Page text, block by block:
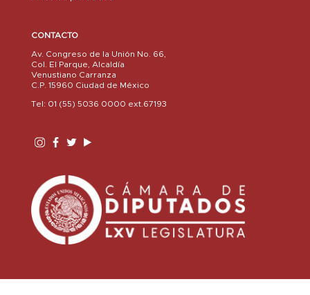
CONTACTO
Av. Congreso de la Unión No. 66,
Col. El Parque, Alcaldía
Venustiano Carranza
C.P. 15960 Ciudad de México
Tel: 01 (55) 5036 0000 ext.67193